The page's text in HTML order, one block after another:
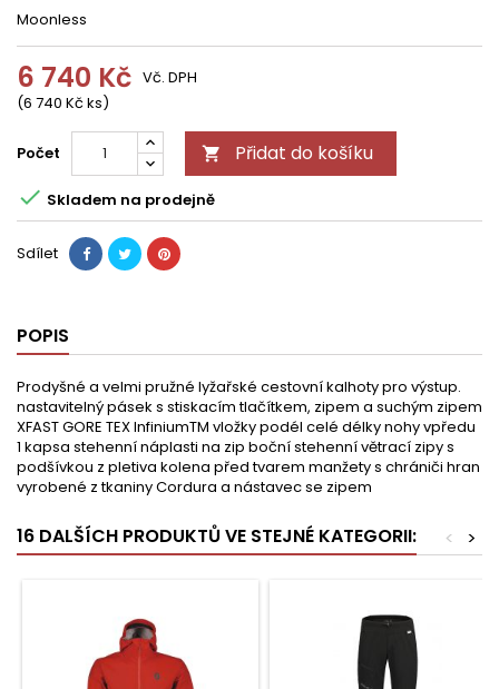
Moonless
6 740 Kč
(6 740 Kč ks)
Vč. DPH
Počet  Přidat do košíku
 Skladem na prodejně
Sdílet
POPIS
Prodyšné a velmi pružné lyžařské cestovní kalhoty pro výstup.
nastavitelný pásek s stiskacím tlačítkem, zipem a suchým zipem
XFAST GORE TEX InfiniumTM vložky podél celé délky nohy vpředu
1 kapsa stehenní náplasti na zip boční stehenní větrací zipy s
podšívkou z pletiva kolena před tvarem manžety s chrániči hran
vyrobené z tkaniny Cordura a nástavec se zipem
16 DALŠÍCH PRODUKTŮ VE STEJNÉ KATEGORII: >
<